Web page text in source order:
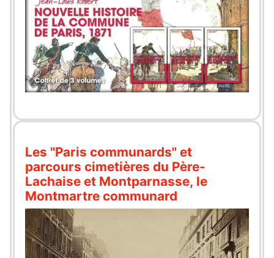
Les "Paris communards" et
parcours cimetières du Père-
Lachaise et Montparnasse, le
Montmartre communard